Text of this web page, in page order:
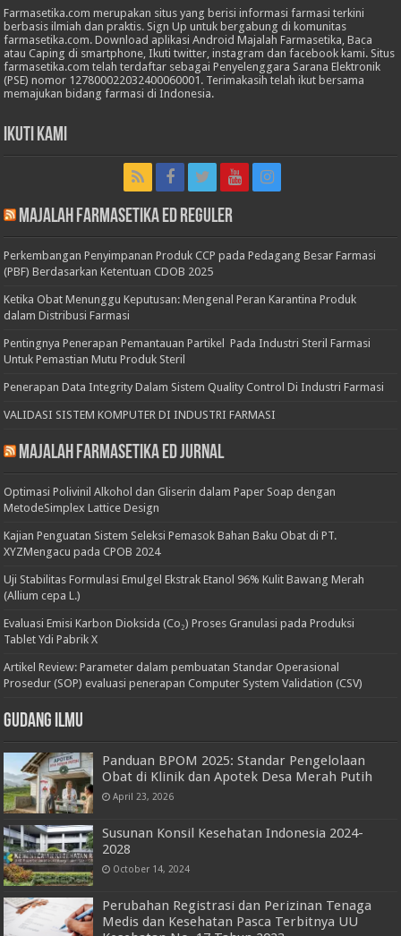
Farmasetika.com merupakan situs yang berisi informasi farmasi terkini
berbasis ilmiah dan praktis. Sign Up untuk bergabung di komunitas
farmasetika.com. Download aplikasi Android Majalah Farmasetika, Baca
atau Caping di smartphone, Ikuti twitter, instagram dan facebook kami. Situs
farmasetika.com telah terdaftar sebagai Penyelenggara Sarana Elektronik
(PSE) nomor 127800022032400060001. Terimakasih telah ikut bersama
memajukan bidang farmasi di Indonesia.
Ikuti Kami
Majalah Farmasetika Ed Reguler
Perkembangan Penyimpanan Produk CCP pada Pedagang Besar Farmasi
(PBF) Berdasarkan Ketentuan CDOB 2025
Ketika Obat Menunggu Keputusan: Mengenal Peran Karantina Produk
dalam Distribusi Farmasi
Pentingnya Penerapan Pemantauan Partikel Pada Industri Steril Farmasi
Untuk Pemastian Mutu Produk Steril
Penerapan Data Integrity Dalam Sistem Quality Control Di Industri Farmasi
VALIDASI SISTEM KOMPUTER DI INDUSTRI FARMASI
Majalah Farmasetika Ed Jurnal
Optimasi Polivinil Alkohol dan Gliserin dalam Paper Soap dengan
MetodeSimplex Lattice Design
Kajian Penguatan Sistem Seleksi Pemasok Bahan Baku Obat di PT.
XYZMengacu pada CPOB 2024
Uji Stabilitas Formulasi Emulgel Ekstrak Etanol 96% Kulit Bawang Merah
(Allium cepa L.)
Evaluasi Emisi Karbon Dioksida (Co₂) Proses Granulasi pada Produksi
Tablet Ydi Pabrik X
Artikel Review: Parameter dalam pembuatan Standar Operasional
Prosedur (SOP) evaluasi penerapan Computer System Validation (CSV)
Gudang Ilmu
Panduan BPOM 2025: Standar Pengelolaan
Obat di Klinik dan Apotek Desa Merah Putih
April 23, 2026
Susunan Konsil Kesehatan Indonesia 2024-
2028
October 14, 2024
Perubahan Registrasi dan Perizinan Tenaga
Medis dan Kesehatan Pasca Terbitnya UU